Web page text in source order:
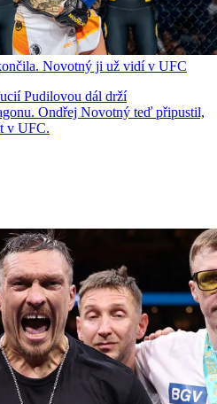
Novotný ji už vidí v UFC
Pudilovou dál drží
Ondřej Novotný teď připustil,
v UFC.